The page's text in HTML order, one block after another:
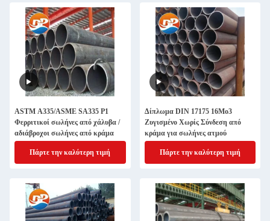
ASTM A335/ASME SA335 P1
Φερριτικοί σωλήνες από χάλυβα /
αδιάβροχοι σωλήνες από κράμα
Πάρτε την καλύτερη τιμή
Δίπλωμα DIN 17175 16Mo3
Ζυγισμένο Χωρίς Σύνδεση από
κράμα για σωλήνες ατμού
Πάρτε την καλύτερη τιμή